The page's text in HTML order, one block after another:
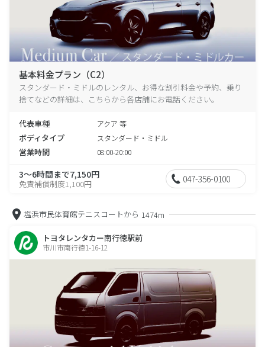
基本料金プラン（C2）
スタンダード・ミドルのレンタル、お得な割引料金や予約、乗り
捨てなどの詳細は、こちらから各店舗にお電話ください。
代表車種 アクア 等
ボディタイプ スタンダード・ミドル
営業時間 08:00-20:00
3～6時間まで7,150円
免責補償制度1,100円 047-356-0100
塩浜市民体育館テニスコートから 1474m
トヨタレンタカー南行徳駅前
市川市南行徳1-16-12